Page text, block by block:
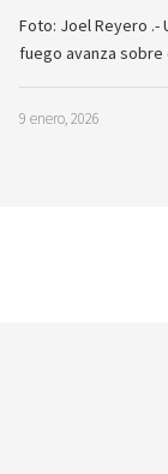
Foto: Joel Reyero .-
fuego avanza
9 enero, 2026